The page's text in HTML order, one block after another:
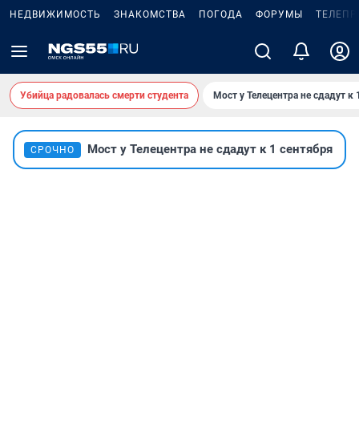
НЕДВИЖИМОСТЬ ЗНАКОМСТВА ПОГОДА ФОРУМЫ
Убийца радовалась смерти студента Мост у Телецентра не сдадут к
СРОЧНО Мост у Телецентра не сдадут к 1 сентября